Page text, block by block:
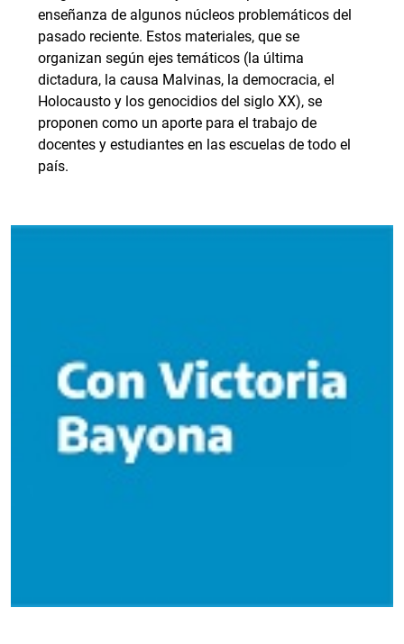
enseñanza de algunos núcleos problemáticos del
pasado reciente. Estos materiales, que se
organizan según ejes temáticos (la última
dictadura, la causa Malvinas, la democracia, el
Holocausto y los genocidios del siglo XX), se
proponen como un aporte para el trabajo de
docentes y estudiantes en las escuelas de todo el
país.